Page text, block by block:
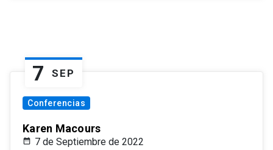
7 SEP
Conferencias
Karen Macours
7 de Septiembre de 2022